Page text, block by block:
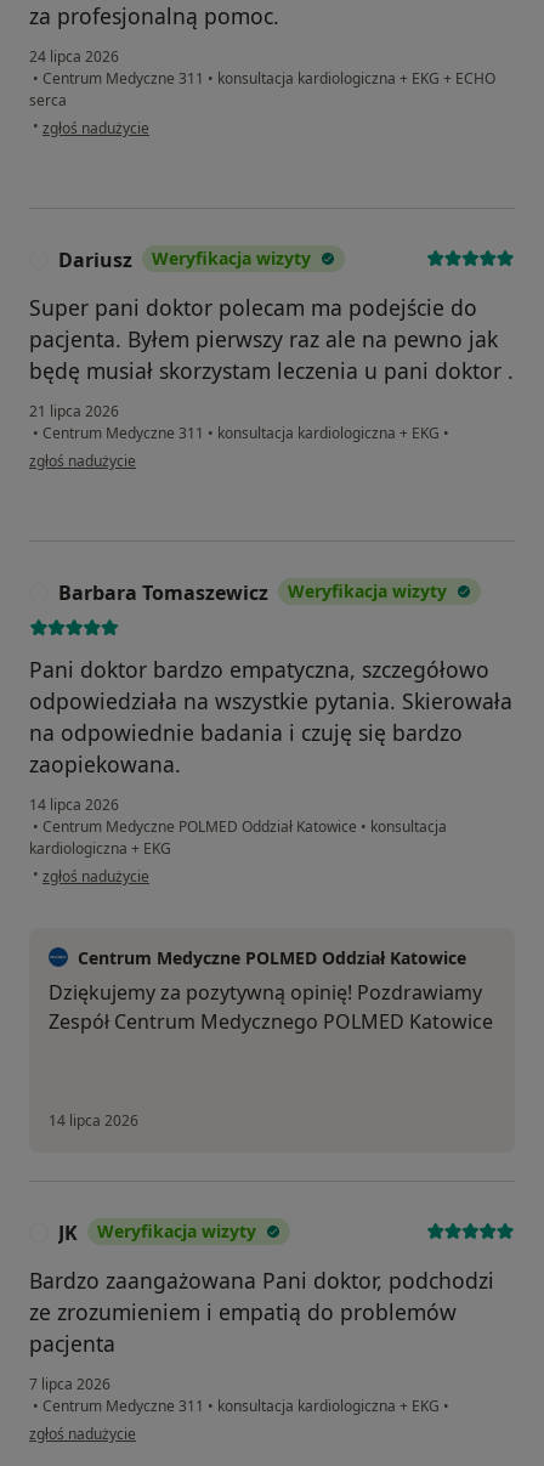
za profesjonalną pomoc.
24 lipca 2026
• Centrum Medyczne 311 • konsultacja kardiologiczna + EKG + ECHO
serca
• w opinii użytkownika Bożena
zgłoś nadużycie
Dariusz Weryfikacja wizyty
Super pani doktor polecam ma podejście do
pacjenta. Byłem pierwszy raz ale na pewno jak
będę musiał skorzystam leczenia u pani doktor .
21 lipca 2026
• Centrum Medyczne 311 • konsultacja kardiologiczna + EKG •
w opinii użytkownika Dariusz
zgłoś nadużycie
Barbara Tomaszewicz Weryfikacja wizyty
Pani doktor bardzo empatyczna, szczegółowo
odpowiedziała na wszystkie pytania. Skierowała
na odpowiednie badania i czuję się bardzo
zaopiekowana.
14 lipca 2026
• Centrum Medyczne POLMED Oddział Katowice • konsultacja
kardiologiczna + EKG
• w opinii użytkownika Barbara Tomaszewicz
zgłoś nadużycie
Centrum Medyczne POLMED Oddział Katowice
Dziękujemy za pozytywną opinię! Pozdrawiamy
Zespół Centrum Medycznego POLMED Katowice
14 lipca 2026
JK Weryfikacja wizyty
Bardzo zaangażowana Pani doktor, podchodzi
ze zrozumieniem i empatią do problemów
pacjenta
7 lipca 2026
• Centrum Medyczne 311 • konsultacja kardiologiczna + EKG •
w opinii użytkownika JK
zgłoś nadużycie